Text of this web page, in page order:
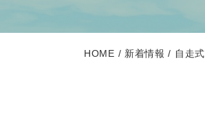
HOME 新着情報 自走